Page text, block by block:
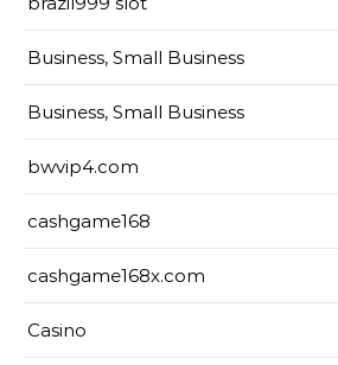
Business, Small Business
Business, Small Business
bwvip4.com
cashgame168
cashgame168x.com
Casino